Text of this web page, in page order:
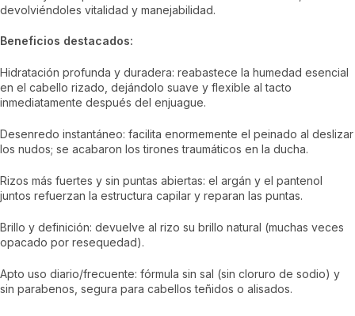
devolviéndoles vitalidad y manejabilidad.
Beneficios destacados:
Hidratación profunda y duradera: reabastece la humedad esencial
en el cabello rizado, dejándolo suave y flexible al tacto
inmediatamente después del enjuague.
Desenredo instantáneo: facilita enormemente el peinado al deslizar
los nudos; se acabaron los tirones traumáticos en la ducha.
Rizos más fuertes y sin puntas abiertas: el argán y el pantenol
juntos refuerzan la estructura capilar y reparan las puntas.
Brillo y definición: devuelve al rizo su brillo natural (muchas veces
opacado por resequedad).
Apto uso diario/frecuente: fórmula sin sal (sin cloruro de sodio) y
sin parabenos, segura para cabellos teñidos o alisados.